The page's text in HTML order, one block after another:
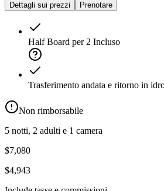
Dettagli sui prezzi Prenotare
Half Board per 2 Incluso
Trasferimento andata e ritorno in
Non rimborsabile
5 notti, 2 adulti e 1 camera
$7,080
$4,943